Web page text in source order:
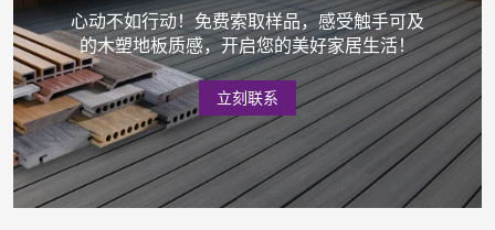
心动不如行动！免费索取样品，感受触手可及
的木塑地板质感，开启您的美好家居生活！
立刻联系